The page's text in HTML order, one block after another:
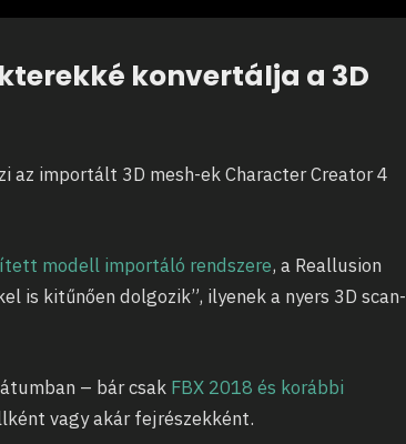
konvertálja a 3D
az importált 3D mesh-ek Character Creator 4
modell importáló rendszere, a Reallusion
is kitűnően dolgozik”, ilyenek a nyers 3D scan-
– bár csak FBX 2018 és korábbi
vagy akár fejrészekként.